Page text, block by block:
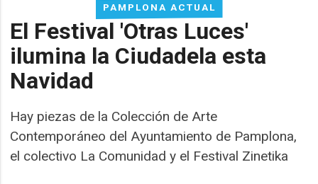
PAMPLONA ACTUAL
El Festival 'Otras Luces'
ilumina la Ciudadela esta
Navidad
Hay piezas de la Colección de Arte
Contemporáneo del Ayuntamiento de Pamplona,
el colectivo La Comunidad y el Festival Zinetika